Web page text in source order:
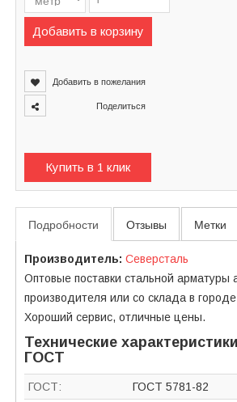
Добавить в корзину
Добавить в пожелания
Поделиться
Купить в 1 клик
Подробности Отзывы Метки
Производитель: Северсталь
Оптовые поставки стальной арматуры
производителя или со склада в
Хороший сервис, отличные цены.
Технические
ГОСТ
ГОСТ:
ГОСТ 5781-82